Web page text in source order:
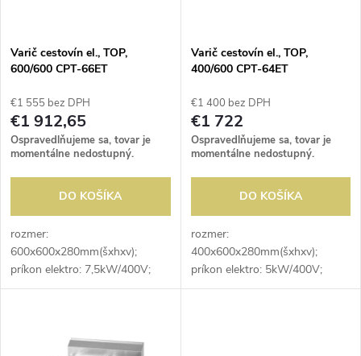
e
p
r
o
d
u
s
p
r
o
d
u
k
Varič cestovín el., TOP,
600/600 CPT-66ET
€1 555 bez DPH
€1 912,65
Ospravedlňujeme sa, tovar je
momentálne nedostupný.
DO KOŠÍKA
rozmer:
600x600x280mm(šxhxv);
príkon elektro: 7,5kW/400V;
počet vaní: 1ks; objem vane: 25
regulácia teploty: 30-100°C;
Varič cestovín el., TOP,
400/600 CPT-64ET
€1 400 bez DPH
€1 722
Ospravedlňujeme sa, tovar je
momentálne nedostupný.
DO KOŠÍKA
rozmer:
400x600x280mm(šxhxv);
príkon elektro: 5kW/400V;
počet vaní: 1ks; objem vane: 17